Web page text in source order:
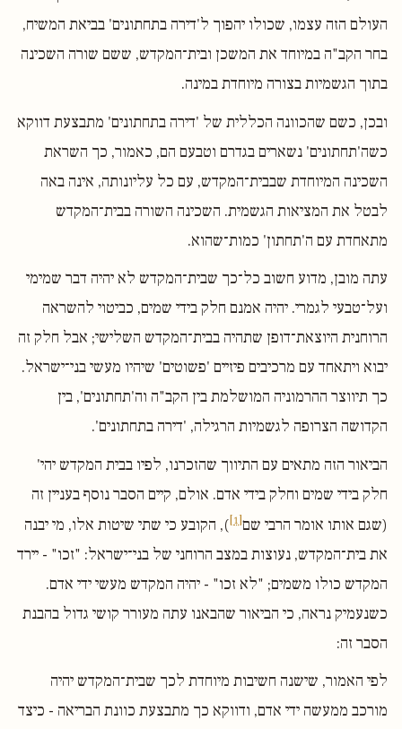
העולם הזה עצמו, שכולו יהפוך ל'דירה בתחתונים' בביאת המשיח,
בחר הקב"ה במיוחד את המשכן ובית־המקדש, ששם שורה השכינה
בתוך הגשמיות בצורה מיוחדת במינה.
ובכן, כשם שהכוונה הכללית של 'דירה בתחתונים' מתבצעת דווקא
כשה'תחתונים' נשארים בגדרם וטבעם הם, כאמור, כך השראת
השכינה המיוחדת שבבית־המקדש, עם כל עליונותה, אינה באה
לבטל את המציאות הגשמית. השכינה השורה בבית־המקדש
מתאחדת עם ה'תחתון' כמות־שהוא.
עתה מובן, מדוע חשוב כל־כך שבית־המקדש לא יהיה דבר שמימי
ועל־טבעי לגמרי. יהיה אמנם חלק בידי שמים, כביטוי להשראה
הרוחנית היוצאת־דופן שתהיה בבית־המקדש השלישי; אבל חלק זה
יבוא ויתאחד עם מרכיבים פיזיים 'פשוטים' שיהיו מעשי בני־ישראל.
כך תיווצר ההרמוניה המושלמת בין הקב"ה וה'תחתונים', בין
הקדושה הצרופה לגשמיות הרגילה, 'דירה בתחתונים'.
הביאור הזה מתאים עם התיווך שהזכרנו, לפיו בבית המקדש יהי'
חלק בידי שמים וחלק בידי אדם. אולם, קיים הסבר נוסף בעניין זה
(שגם אותו אומר הרבי שם[1]
), הקובע כי שתי שיטות אלו, מי יבנה
את בית־המקדש, נעוצות במצב הרוחני של בני־ישראל: "זכו" - יירד
המקדש כולו משמים; "לא זכו" - יהיה המקדש מעשי ידי אדם.
כשנעמיק נראה, כי הביאור שהבאנו עתה מעורר קושי גדול בהבנת
הסבר זה:
לפי האמור, שישנה חשיבות מיוחדת לכך שבית־המקדש יהיה
מורכב ממעשה ידי אדם, ודווקא כך מתבצעת כוונת הבריאה - כיצד